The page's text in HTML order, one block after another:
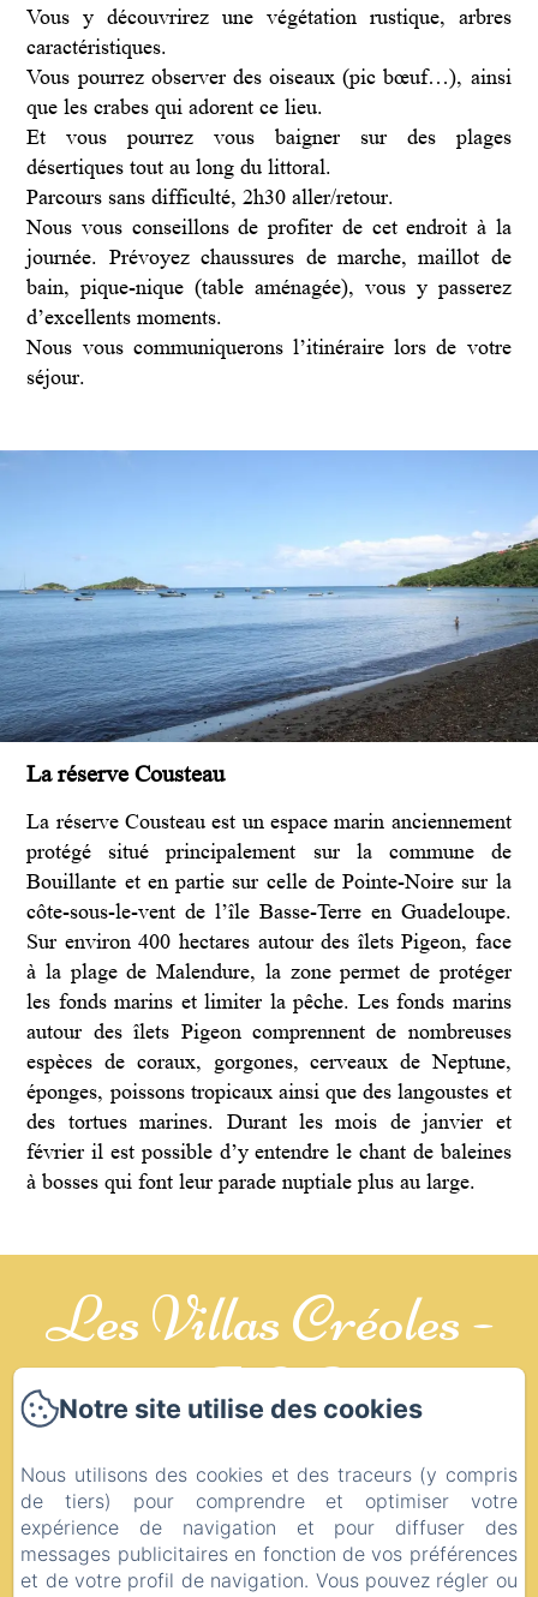
Vous y découvrirez une végétation rustique, arbres
caractéristiques.
Vous pourrez observer des oiseaux (pic bœuf…), ainsi
que les crabes qui adorent ce lieu.
Et vous pourrez vous baigner sur des plages
désertiques tout au long du littoral.
Parcours sans difficulté, 2h30 aller/retour.
Nous vous conseillons de profiter de cet endroit à la
journée. Prévoyez chaussures de marche, maillot de
bain, pique-nique (table aménagée), vous y passerez
d’excellents moments.
Nous vous communiquerons l’itinéraire lors de votre
séjour.
La réserve Cousteau
La réserve Cousteau est un espace marin anciennement
protégé situé principalement sur la commune de
Bouillante et en partie sur celle de Pointe-Noire sur la
côte-sous-le-vent de l’île Basse-Terre en Guadeloupe.
Sur environ 400 hectares autour des îlets Pigeon, face
à la plage de Malendure, la zone permet de protéger
les fonds marins et limiter la pêche. Les fonds marins
autour des îlets Pigeon comprennent de nombreuses
espèces de coraux, gorgones, cerveaux de Neptune,
éponges, poissons tropicaux ainsi que des langoustes et
des tortues marines. Durant les mois de janvier et
février il est possible d’y entendre le chant de baleines
à bosses qui font leur parade nuptiale plus au large.
Les Villas Créoles -
HCP
CREOLES
Mentions légales
10 LOTISSEMENT LE BALAOU, Saint-
Notre site utilise des cookies
Nous utilisons des cookies et des traceurs (y compris
de tiers) pour comprendre et optimiser votre
expérience de navigation et pour diffuser des
messages publicitaires en fonction de vos préférences
et de votre profil de navigation. Vous pouvez régler ou